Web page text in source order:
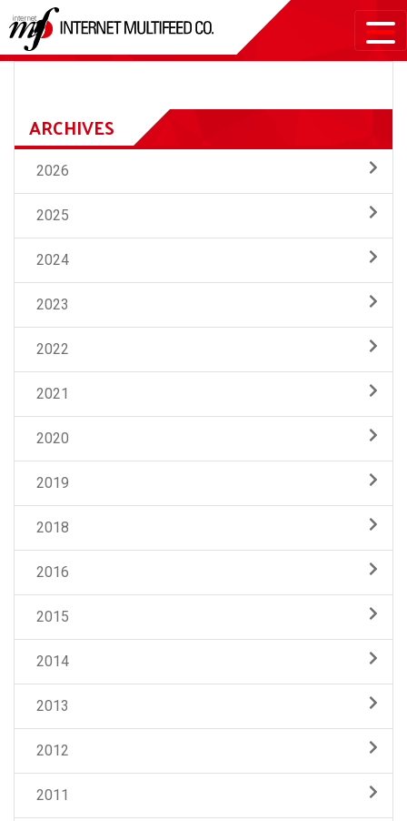
ARCHIVES
2026
2025
2024
2023
2022
2021
2020
2019
2018
2016
2015
2014
2013
2012
2011